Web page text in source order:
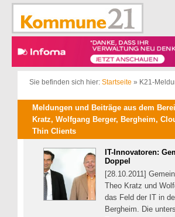
Zum
springen
Sie befinden sich hier: Startseite » K21-
Meldungen und Beiträge aus dem
Kratz, Wolfgang Berger, Bergheim,
Thin Clients
IT-Innovatoren:
Doppel
[28.10.2011]
Theo Kratz und
das Feld der IT in
Bergheim. Die